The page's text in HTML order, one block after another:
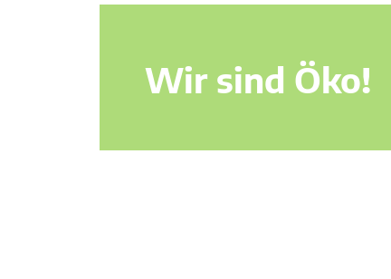
Wir sind Öko!